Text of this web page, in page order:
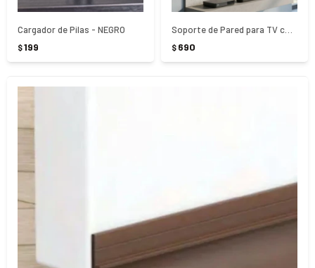
Cargador de Pilas - NEGRO
$199 $ 690